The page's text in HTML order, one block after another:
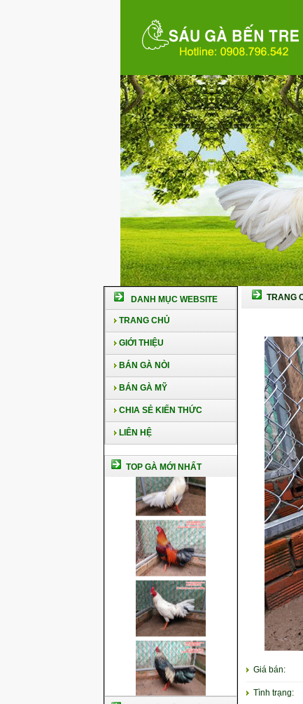
DANH MỤC WEBSITE
TRANG CHỦ
GIỚI THIỆU
BÁN GÀ NÒI
BÁN GÀ MỸ
CHIA SẺ KIẾN THỨC
LIÊN HỆ
TOP GÀ MỚI NHẤT
TRANG
Giá bán:
Tình trạng: